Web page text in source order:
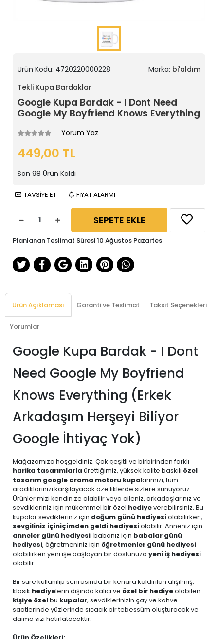
Ürün Kodu: 4720220000228 Marka: bi'aldım
Tekli Kupa Bardaklar
Google Kupa Bardak - I Dont Need
Google My Boyfriend Knows Everything
Yorum Yaz
449,00 TL
Son 98 Ürün Kaldı
TAVSİYE ET FİYAT ALARMI
SEPETE EKLE
Planlanan Teslimat Süresi 10 Ağustos Pazartesi
Ürün Açıklaması Garanti ve Teslimat Taksit Seçenekleri
Yorumlar
Google Kupa Bardak - I Dont
Need Google My Boyfriend
Knows Everything (Erkek
Arkadaşım Herşeyi Biliyor
Google İhtiyaç Yok)
Mağazamıza hoşgeldiniz. Çok çeşitli ve birbirinden farklı
harika tasarımlarla ürettiğimiz, yüksek kalite baskılı özel
tasarım google arama motoru kupalarımızı, tüm
aradıklarınızı karşılayacak özelliklerde sizlere sunuyoruz.
Ürünlerimizi kendinize alabilir veya aileniz, arkadaşlarınız ve
sevdikleriniz için mükemmel bir özel hediyeverebilirsiniz. Bu
kupalar sevdikleriniz için doğum günü hediyesiolabilirken,
sevgiliniz içiniçimden geldi hediyesiolabilir. Anneniz için
anneler günü hediyesi, babanız için babalar günü
hediyesi, öğretmeniniz için öğretmenler günü hediyesi
olabilirken yeni işe başlayan bir dostunuza yeni iş hediyesi
olabilir.
Bir süre kullanılıp sonrasında bir kenara kaldırılan alışılmış,
klasik hediyelerin dışında kalıcı ve özel bir hediyeolabilen
kişiye özelbu kupalar, sevdiklerinizin çay ve kahve
saatlerinde yüzlerinde sıcacık bir tebessüm oluşturacak ve
daima sizi hatırlatacaktır.
Ürün Özelikleri: